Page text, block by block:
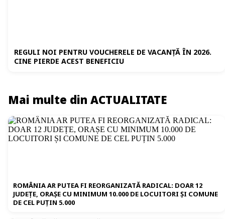
REGULI NOI PENTRU VOUCHERELE DE VACANȚĂ ÎN 2026.
CINE PIERDE ACEST BENEFICIU
Mai multe din ACTUALITATE
ROMÂNIA AR PUTEA FI REORGANIZATĂ RADICAL: DOAR 12
JUDEȚE, ORAȘE CU MINIMUM 10.000 DE LOCUITORI ȘI COMUNE
DE CEL PUȚIN 5.000